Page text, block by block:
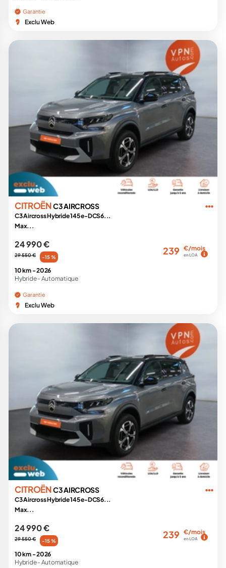
Garantie
Exclu Web
CITROËNC3 AIRCROSS
C3 Aircross Hybride 145 e-DCS6...
Max...
24 990 €
29 550 € -15 %
239 €/mois
en LOA
10 km -2026
Hybride - Automatique
Garantie
Exclu Web
CITROËNC3 AIRCROSS
C3 Aircross Hybride 145 e-DCS6...
Max...
24 990 €
29 550 € -15 %
239 €/mois
en LOA
10 km -2026
Hybride - Automatique